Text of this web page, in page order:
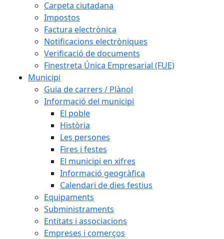
Carpeta ciutadana
Impostos
Factura electrònica
Notificacions electròniques
Verificació de documents
Finestreta Única Empresarial (FUE)
Municipi
Guia de carrers / Plànol
Informació del municipi
El poble
Història
Les persones
Fires i festes
El municipi en xifres
Informació geogràfica
Calendari de dies festius
Equipaments
Subministraments
Entitats i associacions
Empreses i comerços